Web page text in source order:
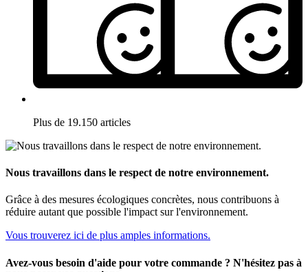
Plus de 19.150 articles
Nous travaillons dans le respect de notre environnement.
Grâce à des mesures écologiques concrètes, nous contribuons à
réduire autant que possible l'impact sur l'environnement.
Vous trouverez ici de plus amples informations.
Avez-vous besoin d'aide pour votre commande ? N'hésitez pas à